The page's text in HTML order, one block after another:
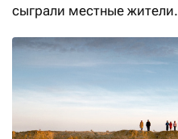
сыграли местные жители.